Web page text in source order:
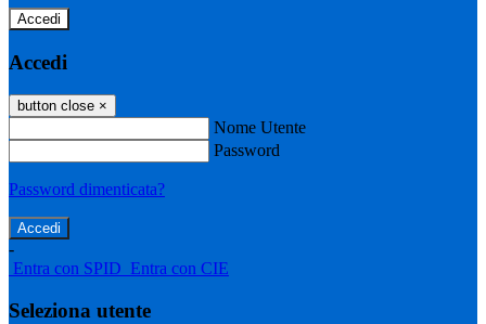
Accedi
Accedi
button close ×
Nome Utente
Password
Password dimenticata?
-
Entra con SPID Entra con CIE
Seleziona utente